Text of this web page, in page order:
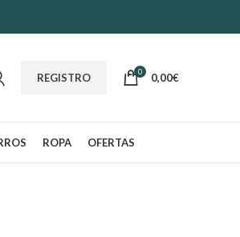
REGISTRO 0 0,00€
ROPA OFERTAS